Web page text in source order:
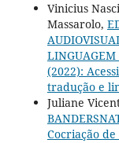
Vinicius
Massarolo,
LINGUAGEM
(2022):
tradução e
Juliane
Cocriação